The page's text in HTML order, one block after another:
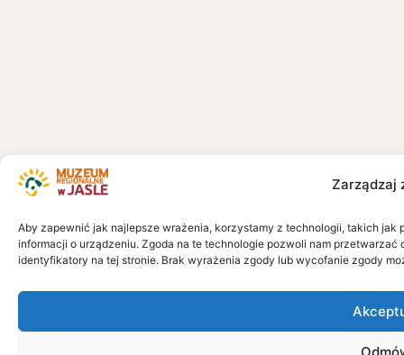
Zarządzaj
Aby zapewnić jak najlepsze wrażenia, korzystamy z technologii, takich
informacji o urządzeniu. Zgoda na te technologie pozwoli nam
identyfikatory na tej stronie. Brak wyrażenia zgody lub wycofanie zgody